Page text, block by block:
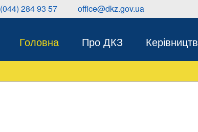
(044) 284 93 57 office@dkz.gov.ua
Головна Про ДКЗ